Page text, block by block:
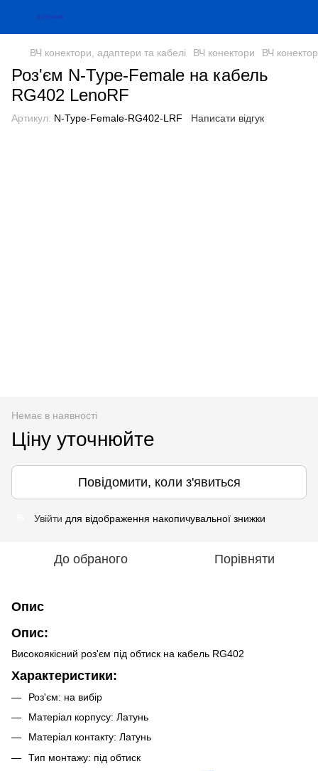
ВЧ конектори, адаптери та кабелі ВЧ конектори ВЧ
Роз'єм N-Type-Female на кабель
RG402 LenoRF
Артикул: N-Type-Female-RG402-LRF Написати відгук
Немає в наявності
Ціну уточнюйте
Повідомити, коли з'явиться
Увійти для відображення накопичувальної знижки
До обраного Порівняти
Опис
Опис:
Високоякісний роз'єм під обтиск на кабель RG402
Характеристики:
Роз'єм: на вибір
Матеріал корпусу: Латунь
Матеріал контакту: Латунь
Тип монтажу: під обтиск